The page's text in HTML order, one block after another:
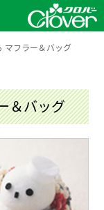
マフラー＆バッグ
＆バッグ